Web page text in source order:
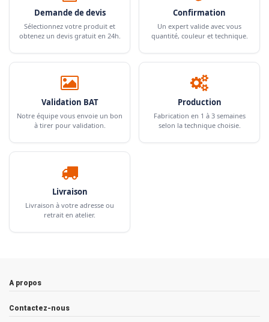
Demande de devis
Sélectionnez votre produit et
obtenez un devis gratuit en 24h.
Confirmation
Un expert valide avec vous
quantité, couleur et technique.
Validation BAT
Notre équipe vous envoie un bon
à tirer pour validation.
Production
Fabrication en 1 à 3 semaines
selon la technique choisie.
Livraison
Livraison à votre adresse ou
retrait en atelier.
A propos
Contactez-nous